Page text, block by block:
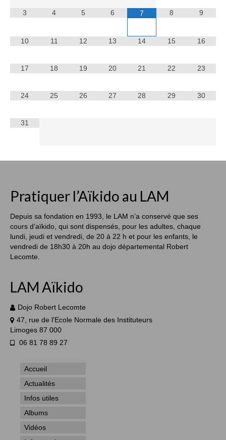
3 4 5 6 7 8 9
10 11 12 13 14 15 16
17 18 19 20 21 22 23
24 25 26 27 28 29 30
31
Pratiquer l’Aïkido au LAM
Depuis sa fondation en 1993, le LAM n’a conservé que ses
cours d’aïkido, qui sont dispensés, pour les adultes, chaque
lundi, jeudi et vendredi, de 20 à 22 h et pour les enfants, le
vendredi de 18h30 à 20h au dojo départemental Robert
Lecomte.
LAM Aïkido
Dojo Robert Lecomte
47, rue de l'Ecole Normale des Instituteurs
Limoges 87 000
06 81 78 89 27
Accueil
Actualités
Infos utiles
Albums
Vidéos